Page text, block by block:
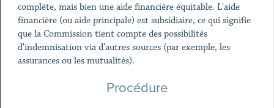
complète, mais bien une aide financière équitable. L'aide
financière (ou aide principale) est subsidiaire, ce qui signifie
que la Commission tient compte des possibilités
d'indemnisation via d'autres sources (par exemple, les
assurances ou les mutualités).
Procédure